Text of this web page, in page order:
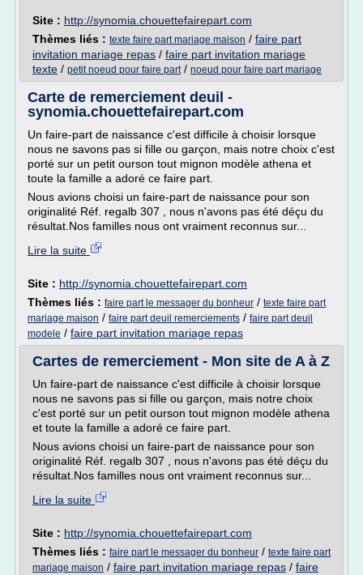
Site : http://synomia.chouettefairepart.com
Thèmes liés : texte faire part mariage maison / faire part
invitation mariage repas / faire part invitation mariage
texte / petit noeud pour faire part/ noeud pour faire part mariage
Carte de remerciement deuil -
synomia.chouettefairepart.com
Un faire-part de naissance c'est difficile à choisir lorsque
nous ne savons pas si fille ou garçon, mais notre choix c'est
porté sur un petit ourson tout mignon modèle athena et
toute la famille a adoré ce faire part.
Nous avions choisi un faire-part de naissance pour son
originalité Réf. regalb 307 , nous n'avons pas été déçu du
résultat.Nos familles nous ont vraiment reconnus sur...
Lire la suite
Site : http://synomia.chouettefairepart.com
Thèmes liés : faire part le messager du bonheur / texte faire part
mariage maison / faire part deuil remerciements / faire part deuil
modele / faire part invitation mariage repas
Cartes de remerciement - Mon site de A à Z
Un faire-part de naissance c'est difficile à choisir lorsque
nous ne savons pas si fille ou garçon, mais notre choix
c'est porté sur un petit ourson tout mignon modèle athena
et toute la famille a adoré ce faire part.
Nous avions choisi un faire-part de naissance pour son
originalité Réf. regalb 307 , nous n'avons pas été déçu du
résultat.Nos familles nous ont vraiment reconnus sur...
Lire la suite
Site : http://synomia.chouettefairepart.com
Thèmes liés : faire part le messager du bonheur / texte faire part
mariage maison / faire part invitation mariage repas / faire